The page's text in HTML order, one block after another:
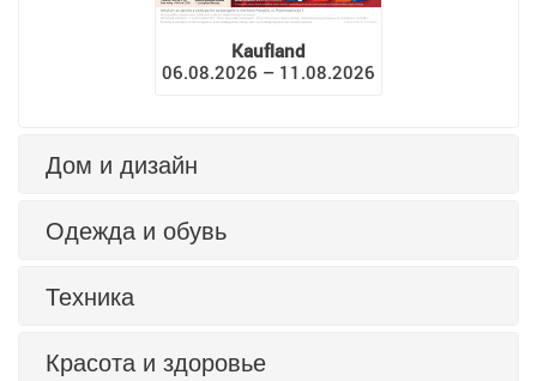
Kaufland
06.08.2026 – 11.08.2026
Дом и дизайн
Одежда и обувь
Техника
Красота и здоровье